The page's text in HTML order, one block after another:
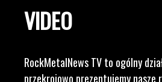
VIDEO
RockMetalNews TV to ogólny
przekrojowo prezentujemy nasze